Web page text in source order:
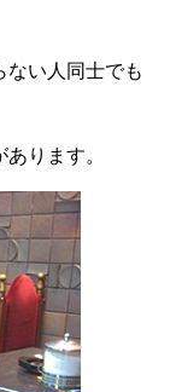
ない人同士でも
ります。